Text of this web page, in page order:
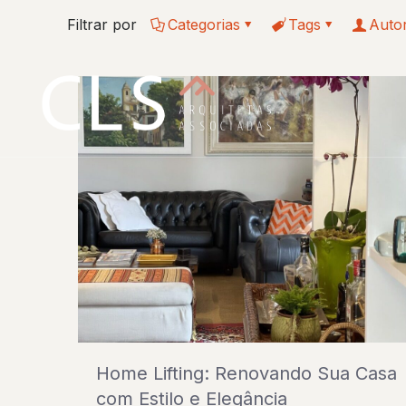
Filtrar por Categorias Tags
Home Lifting: Renovando Sua Casa
com Estilo e Elegância